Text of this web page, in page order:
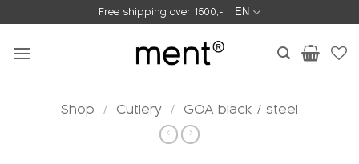
to
content
Free shipping over 1500,- EN
Shop / Cutlery / GOA black / steel